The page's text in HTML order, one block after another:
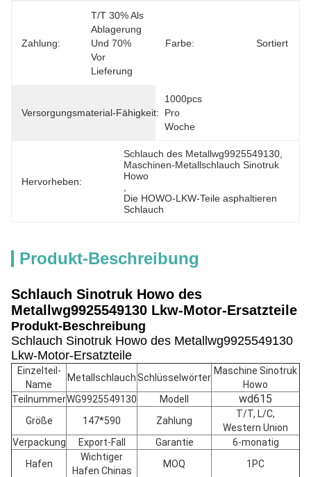
Zahlung:
T/T 30% Als
Ablagerung
Und 70%
Vor
Lieferung
Farbe: Sortiert
Versorgungsmaterial-Fähigkeit:
1000pcs
Pro
Woche
Hervorheben:
Schlauch des Metallwg9925549130
Maschinen-Metallschlauch Sinotruk
Howo
Die HOWO-LKW-Teile asphaltieren
Schlauch
Produkt-Beschreibung
Schlauch Sinotruk Howo des
Metallwg9925549130 Lkw-Motor-Ersatzteile
Produkt-Beschreibung
Schlauch Sinotruk Howo des Metallwg9925549130
Lkw-Motor-Ersatzteile
Einzelteil-
Name
MetallschlauchSchlüsselwörter
Maschine Sinotruk
Howo
TeilnummerWG9925549130 Modell wd615
Größe 147*590 Zahlung
T/T, L/C,
Western Union
Verpackung
Export-Fall Garantie
6-monatig
Hafen
Wichtiger
Hafen Chinas
MOQ 1PC